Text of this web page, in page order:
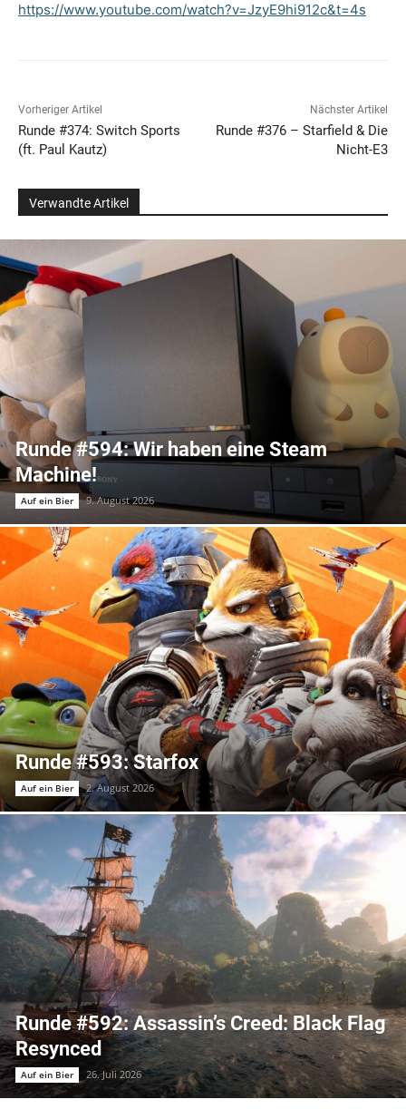
https://www.youtube.com/watch?v=JzyE9hi912c&t=4s
Vorheriger Artikel
Runde #374: Switch Sports
(ft. Paul Kautz)
Nächster Artikel
Runde #376 – Starfield & Die
Nicht-E3
Verwandte Artikel
Runde #594: Wir haben eine Steam
Machine!
Auf ein Bier 9. August 2026
Runde #593: Starfox
Auf ein Bier 2. August 2026
Runde #592: Assassin’s Creed: Black Flag
Resynced
Auf ein Bier 26. Juli 2026